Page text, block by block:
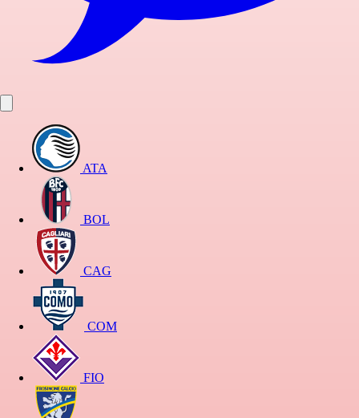
ATA
BOL
CAG
COM
FIO